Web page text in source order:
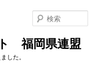
福岡県連盟
した。
索